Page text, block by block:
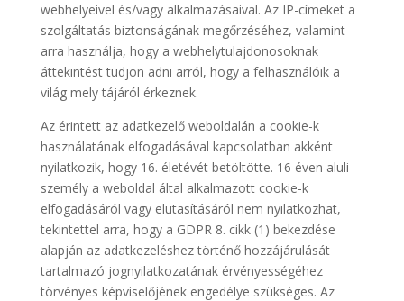
webhelyeivel és/vagy alkalmazásaival. Az IP-címeket a
szolgáltatás biztonságának megőrzéséhez, valamint
arra használja, hogy a webhelytulajdonosoknak
áttekintést tudjon adni arról, hogy a felhasználóik a
világ mely tájáról érkeznek.
Az érintett az adatkezelő weboldalán a cookie-k
használatának elfogadásával kapcsolatban akként
nyilatkozik, hogy 16. életévét betöltötte. 16 éven aluli
személy a weboldal által alkalmazott cookie-k
elfogadásáról vagy elutasításáról nem nyilatkozhat,
tekintettel arra, hogy a GDPR 8. cikk (1) bekezdése
alapján az adatkezeléshez történő hozzájárulását
tartalmazó jognyilatkozatának érvényességéhez
törvényes képviselőjének engedélye szükséges. Az